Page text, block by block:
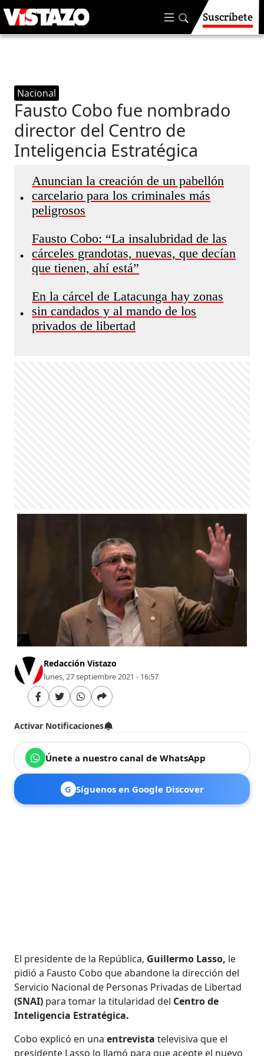
Suscríbete
Nacional
Fausto Cobo fue nombrado
director del Centro de
Inteligencia Estratégica
•
Anuncian la creación de un pabellón
carcelario para los criminales más
peligrosos
•
Fausto Cobo: “La insalubridad de las
cárceles grandotas, nuevas, que decían
que tienen, ahí está”
•
En la cárcel de Latacunga hay zonas
sin candados y al mando de los
privados de libertad
Redacción Vistazo
lunes, 27 septiembre 2021 - 16:57
Activar Notificaciones
Únete a nuestro canal de WhatsApp
G Síguenos en Google Discover
El presidente de la República, Guillermo Lasso, le
pidió a Fausto Cobo que abandone la dirección del
Servicio Nacional de Personas Privadas de Libertad
(SNAI) para tomar la titularidad del Centro de
Inteligencia Estratégica.
Cobo explicó en unaentrevista televisiva que el
presidente Lasso lo llamó para que acepte el nuevo